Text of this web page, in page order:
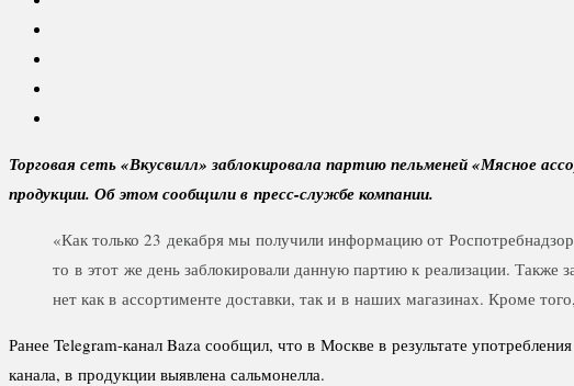
Торговая сеть «Вкусвилл» заблокировала партию пельменей «Мясное
продукции. Об этом сообщили в пресс-службе компании.
«Как только 23 декабря мы получили информацию от
то в этот же день заблокировали данную партию к реализации.
нет как в ассортименте доставки, так и в наших магазинах. Кроме
Ранее Telegram-канал Baza сообщил, что в Москве в результате
канала, в продукции выявлена сальмонелла.